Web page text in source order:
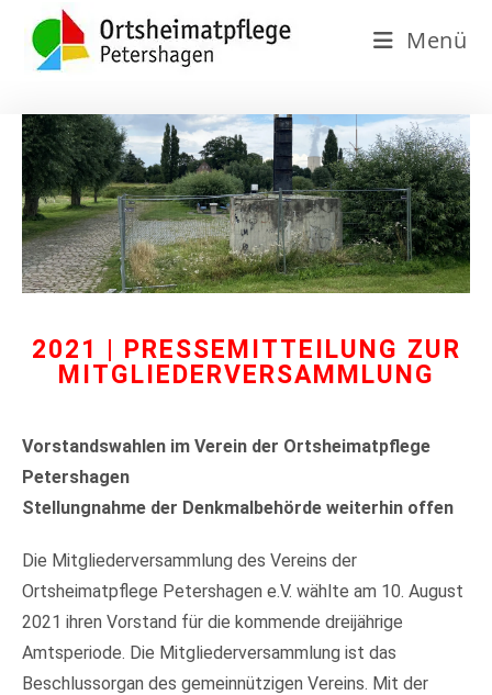
Menü
2021 | PRESSEMITTEILUNG ZUR
MITGLIEDERVERSAMMLUNG
Vorstandswahlen im Verein der Ortsheimatpflege
Petershagen
Stellungnahme der Denkmalbehörde weiterhin offen
Die Mitgliederversammlung des Vereins der
Ortsheimatpflege Petershagen e.V. wählte am 10. August
2021 ihren Vorstand für die kommende dreijährige
Amtsperiode. Die Mitgliederversammlung ist das
Beschlussorgan des gemeinnützigen Vereins. Mit der